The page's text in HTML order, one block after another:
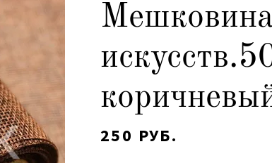
250 РУБ.